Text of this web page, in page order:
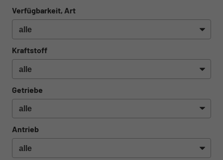
Verfügbarkeit, Art
Kraftstoff
Getriebe
Antrieb